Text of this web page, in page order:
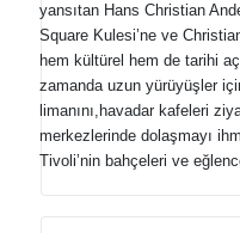
yansıtan Hans Christian
Square Kulesi’ne ve
hem kültürel hem de tarihi
zamanda uzun yürüyüşler
limanını,havadar kafeleri
merkezlerinde dolaşmayı
Tivoli’nin bahçeleri ve